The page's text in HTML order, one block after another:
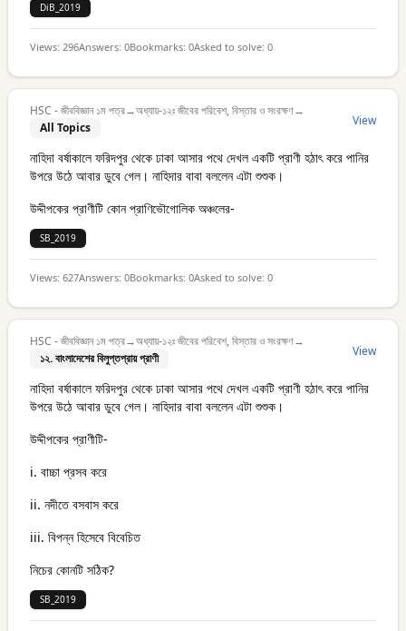
DiB_2019
Views: 296Answers: 0Bookmarks: 0Asked to solve: 0
HSC - জীববিজ্ঞান ১ম পত্র→অধ্যায়-১২ঃ জীবের পরিবেশ, বিস্তার ও সংরক্ষণ→
All Topics
View
নাহিদা বর্ষাকালে ফরিদপুর থেকে ঢাকা আসার পথে দেখল একটি প্রাণী হঠাৎ করে পানির
উপরে উঠে আবার ডুবে গেল। নাহিদার বাবা বললেন এটা শুশুক।
উদ্দীপকের প্রাণীটি কোন প্রাণিভৌগোলিক অঞ্চলের-
SB_2019
Views: 627Answers: 0Bookmarks: 0Asked to solve: 0
HSC - জীববিজ্ঞান ১ম পত্র→অধ্যায়-১২ঃ জীবের পরিবেশ, বিস্তার ও সংরক্ষণ→
১২. বাংলাদেশের বিলুপ্তপ্রায় প্রাণী
View
নাহিদা বর্ষাকালে ফরিদপুর থেকে ঢাকা আসার পথে দেখল একটি প্রাণী হঠাৎ করে পানির
উপরে উঠে আবার ডুবে গেল। নাহিদার বাবা বললেন এটা শুশুক।
উদ্দীপকের প্রাণীটি-
i. বাচ্চা প্রসব করে
ii. নদীতে বসবাস করে
iii. বিপন্ন হিসেবে বিবেচিত
নিচের কোনটি সঠিক?
SB_2019